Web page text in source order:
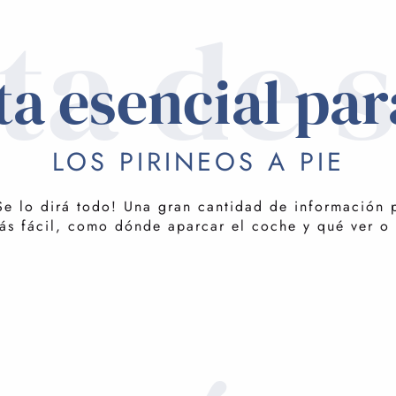
de
esencial
LOS PIRINEOS A PIE
dirá todo! Una gran cantidad de
fácil, como dónde aparcar el coche y qué ver o